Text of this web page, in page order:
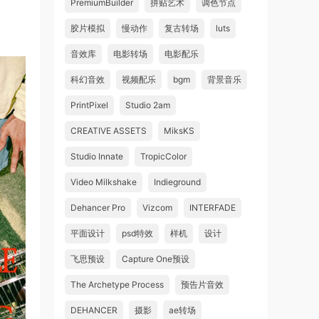
PremiumBuilder 拼贴艺术 调色节点
胶片模拟 慢动作 复古转场 luts
音效库 电影转场 电影配乐
科幻音效 视频配乐 bgm 背景音乐
PrintPixel Studio 2am
CREATIVE ASSETS MiksKS
Studio Innate TropicColor
Video Milkshake Indieground
Dehancer Pro Vizcom INTERFADE
平面设计 psd特效 样机 设计
飞思预设 Capture One预设
The Archetype Process 预告片音效
DEHANCER 摄影 ae转场